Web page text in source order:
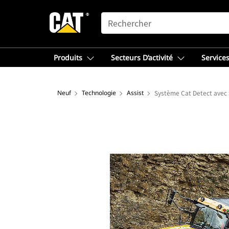
SEARCH
Produits Secteurs D’activité
Neuf Technologie Assist Système Cat Detect